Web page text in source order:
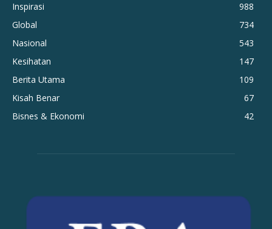
Inspirasi
988
Global
734
Nasional
543
Kesihatan
147
Berita Utama
109
Kisah Benar
67
Bisnes & Ekonomi
42